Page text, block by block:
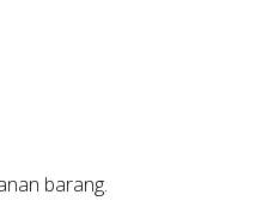
barang.